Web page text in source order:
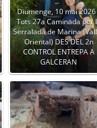
Diumenge, 10 mai
Tots 27a Caminada per
Serralada de Marina
Oriental) DES DEL 2n
CONTROL ENTREPA A
GALCERAN